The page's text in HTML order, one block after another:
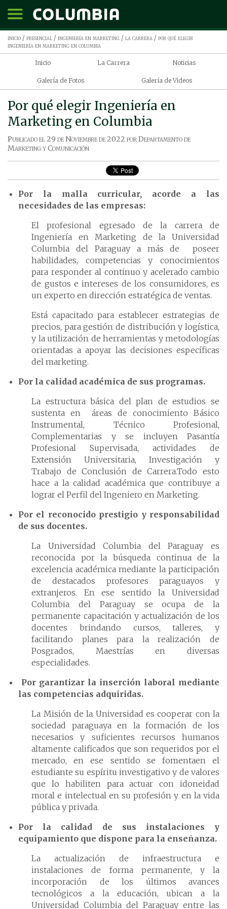
inicio / presencial / ingeniería en marketing / la carrera / por qué elegir
ingeniería en marketing en columbia
Inicio La Carrera Noticias
Galería de Fotos Galería de Videos
Por qué elegir Ingeniería en
Marketing en Columbia
Publicado el29 de Noviembre de 2022 porDepartamento de
Marketing y Comunicación
Por la malla curricular, acorde a las
necesidades de las empresas:
El profesional egresado de la carrera de
Ingeniería en Marketing de la Universidad
Columbia del Paraguay a más de poseer
habilidades, competencias y conocimientos
para responder al continuo y acelerado cambio
de gustos e intereses de los consumidores, es
un experto en dirección estratégica de ventas.
Está capacitado para establecer estrategias de
precios, para gestión de distribución y logística,
y la utilización de herramientas y metodologías
orientadas a apoyar las decisiones específicas
del marketing.
Por la calidad académica de sus programas.
La estructura básica del plan de estudios se
sustenta en áreas de conocimiento Básico
Instrumental, Técnico Profesional,
Complementarias y se incluyen Pasantía
Profesional Supervisada, actividades de
Extensión Universitaria, Investigación y
Trabajo de Conclusión de Carrera.Todo esto
hace a la calidad académica que contribuye a
lograr el Perfil del Ingeniero en Marketing.
Por el reconocido prestigio y responsabilidad
de sus docentes.
La Universidad Columbia del Paraguay es
reconocida por la búsqueda continua de la
excelencia académica mediante la participación
de destacados profesores paraguayos y
extranjeros. En ese sentido la Universidad
Columbia del Paraguay se ocupa de la
permanente capacitación y actualización de los
docentes brindando cursos, talleres, y
facilitando planes para la realización de
Posgrados, Maestrías en diversas
especialidades.
Por garantizar la inserción laboral mediante
las competencias adquiridas.
La Misión de la Universidad es cooperar con la
sociedad paraguaya en la formación de los
necesarios y suficientes recursos humanos
altamente calificados que son requeridos por el
mercado, en ese sentido se fomentaen el
estudiante su espíritu investigativo y de valores
que lo habiliten para actuar con idoneidad
moral e intelectual en su profesión y en la vida
pública y privada.
Por la calidad de sus instalaciones y
equipamiento que dispone para la enseñanza.
La actualización de infraestructura e
instalaciones de forma permanente, y la
incorporación de los últimos avances
tecnológicos a la educación, ubican a la
Universidad Columbia del Paraguay entre las